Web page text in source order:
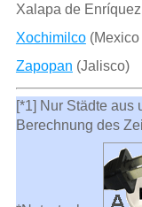
Xalapa de Enríquez
Xochimilco(Mexico
Zapopan (Jalisco)
[*1] Nur Städte aus
Berechnung des